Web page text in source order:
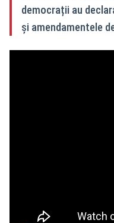
democrații au
și amendamentele